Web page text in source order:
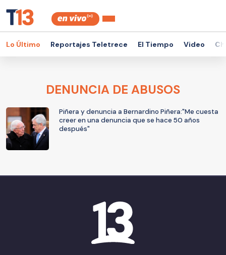
Lo Último Reportajes Teletrece El Tiempo Video
DENUNCIA DE ABUSOS
Piñera y denuncia a Bernardino Piñera:"Me cuesta
creer en una denuncia que se hace 50 años
después"